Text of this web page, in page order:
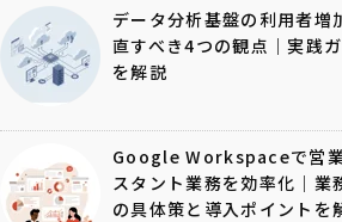
データ分析基盤の利用者増
直すべき4つの観点｜実践
を解説
Google Workspaceで営
スタント業務を効率化｜業
の具体策と導入ポイントを